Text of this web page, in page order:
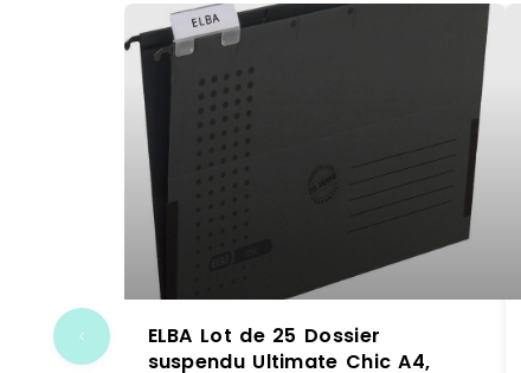
ELBA Lot de 25 Dossier
suspendu Ultimate Chic A4,